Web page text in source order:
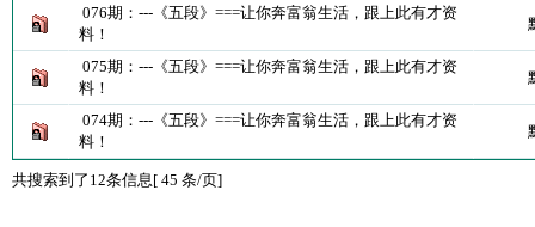
076期：---《五段》===让你奔富翁生活，跟上此有才资
料！
075期：---《五段》===让你奔富翁生活，跟上此有才资
料！
074期：---《五段》===让你奔富翁生活，跟上此有才资
料！
共搜索到了12条信息[ 45 条/页]